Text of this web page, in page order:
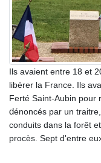
Ils avaient entre 18 et
libérer la France. Ils
Ferté Saint-Aubin pour
dénoncés par un
conduits dans la forêt
procès. Sept d'entre